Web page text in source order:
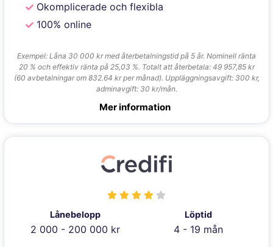
Okomplicerade och flexibla
100% online
Exempel: Låna 30 000 kr med återbetalningstid på 5 år. Nominell ränta
20 % och effektiv ränta på 25,03 %. Totalt att återbetala: 49 957,85 kr
(60 avbetalningar om 832.64 kr per månad). Uppläggningsavgift: 300 kr,
adminavgift: 30 kr/mån.
Mer information
Lånebelopp
2 000 - 200 000 kr
Löptid
4 - 19 mån